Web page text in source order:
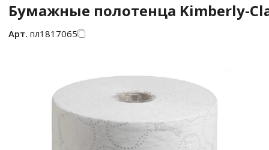
Бумажные полотенца Kimberly-
Арт. пл1817065